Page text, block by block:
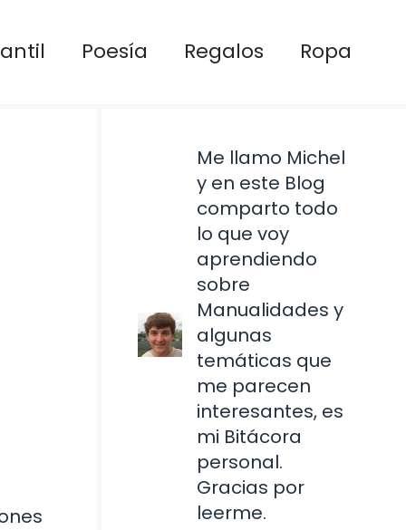
Poesía Regalos Ropa
Me llamo Michel
y en este Blog
comparto todo
lo que voy
aprendiendo
sobre
Manualidades y
algunas
temáticas que
me parecen
interesantes, es
mi Bitácora
personal.
Gracias por
leerme.